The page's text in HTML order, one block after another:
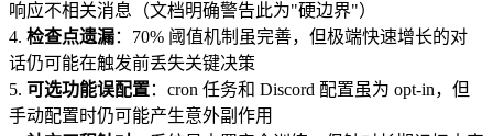
响应不相关消息（文档明确警告此为"硬边界"）
4. 检查点遗漏：70% 阈值机制虽完善，但极端快速增长的对
话仍可能在触发前丢失关键决策
5. 可选功能误配置：cron 任务和 Discord 配置虽为 opt-in，但
手动配置时仍可能产生意外副作用